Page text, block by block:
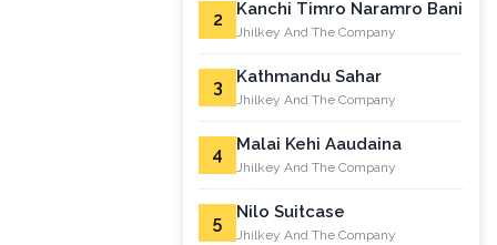
2 Kanchi Timro Naramro Bani
Jhilkey And The Company
3 Kathmandu Sahar
Jhilkey And The Company
4 Malai Kehi Aaudaina
Jhilkey And The Company
5 Nilo Suitcase
Jhilkey And The Company